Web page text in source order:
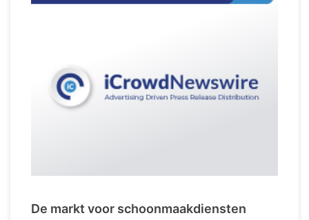
De markt voor schoonmaakdiensten